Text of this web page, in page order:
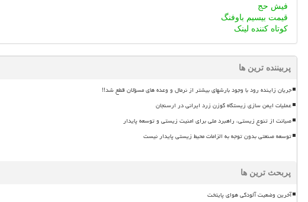
فیش حج
قیمت بیسیم باوفنگ
کوتاه کننده لینک
پربیننده ترین ها
جریان زاینده رود با وجود بارشهای بیشتر از نرمال و وعده های مسؤلان قطع شد!!
عملیات ایمن سازی زیستگاه گوزن زرد ایرانی در ارسنجان
صیانت از تنوع زیستی، راهبرد ملی برای امنیت زیستی و توسعه پایدار
توسعه صنعتی بدون توجه به الزامات محیط زیستی پایدار نیست
پربحث ترین ها
آخرین وضعیت آلودگی هوای پایتخت